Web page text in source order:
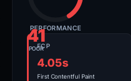
41
POOR
PERFORMANCE
FCP
4.05s
First Contentful Paint